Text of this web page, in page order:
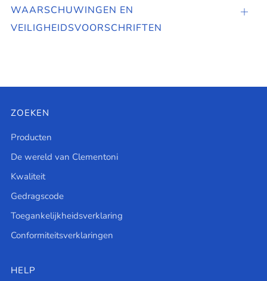
WAARSCHUWINGEN EN
VEILIGHEIDSVOORSCHRIFTEN
ZOEKEN
Producten
De wereld van Clementoni
Kwaliteit
Gedragscode
Toegankelijkheidsverklaring
Conformiteitsverklaringen
HELP